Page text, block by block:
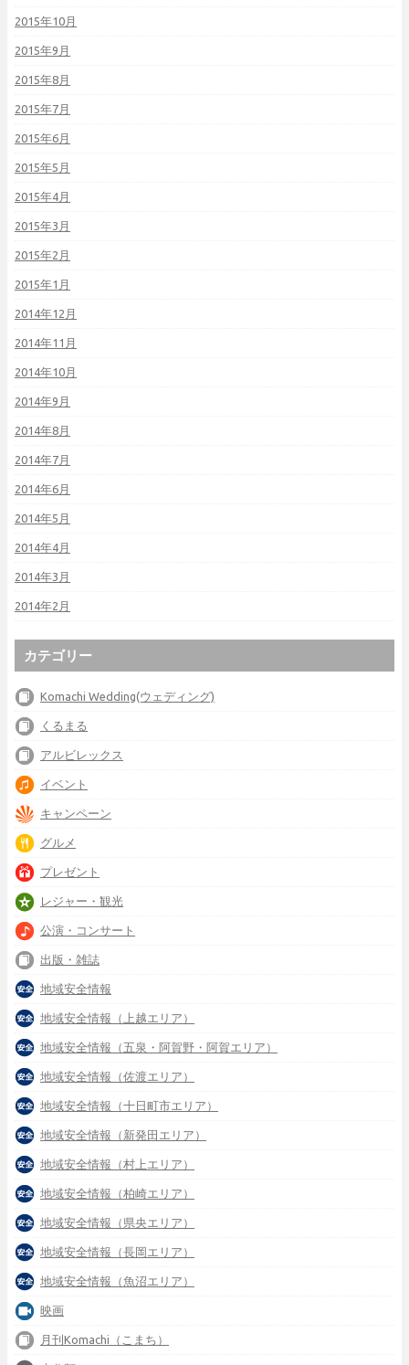
2015年10月
2015年9月
2015年8月
2015年7月
2015年6月
2015年5月
2015年4月
2015年3月
2015年2月
2015年1月
2014年12月
2014年11月
2014年10月
2014年9月
2014年8月
2014年7月
2014年6月
2014年5月
2014年4月
2014年3月
2014年2月
カテゴリー
Komachi Wedding(ウェディング)
くるまる
アルビレックス
イベント
キャンペーン
グルメ
プレゼント
レジャー・観光
公演・コンサート
出版・雑誌
地域安全情報
地域安全情報（上越エリア）
地域安全情報（五泉・阿賀野・阿賀エリア）
地域安全情報（佐渡エリア）
地域安全情報（十日町市エリア）
地域安全情報（新発田エリア）
地域安全情報（村上エリア）
地域安全情報（柏崎エリア）
地域安全情報（県央エリア）
地域安全情報（長岡エリア）
地域安全情報（魚沼エリア）
映画
月刊Komachi（こまち）